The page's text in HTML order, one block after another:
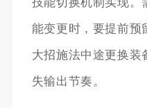
能变更时，要提前预
大招施法中途更换装
失输出节奏。